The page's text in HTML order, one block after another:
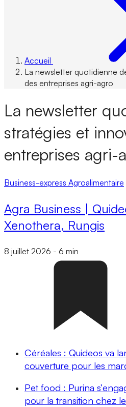
Accueil
La newsletter quotidienne
des entreprises agri-agro
La newsletter
stratégies et
entreprises agri-
Business-express Agroalimentaire
Agra Business |
Xenothera, Rungis
8 juillet 2026 - 6 min
Céréales : Quideos va
couverture pour les
Pet food : Purina
pour la transition chez